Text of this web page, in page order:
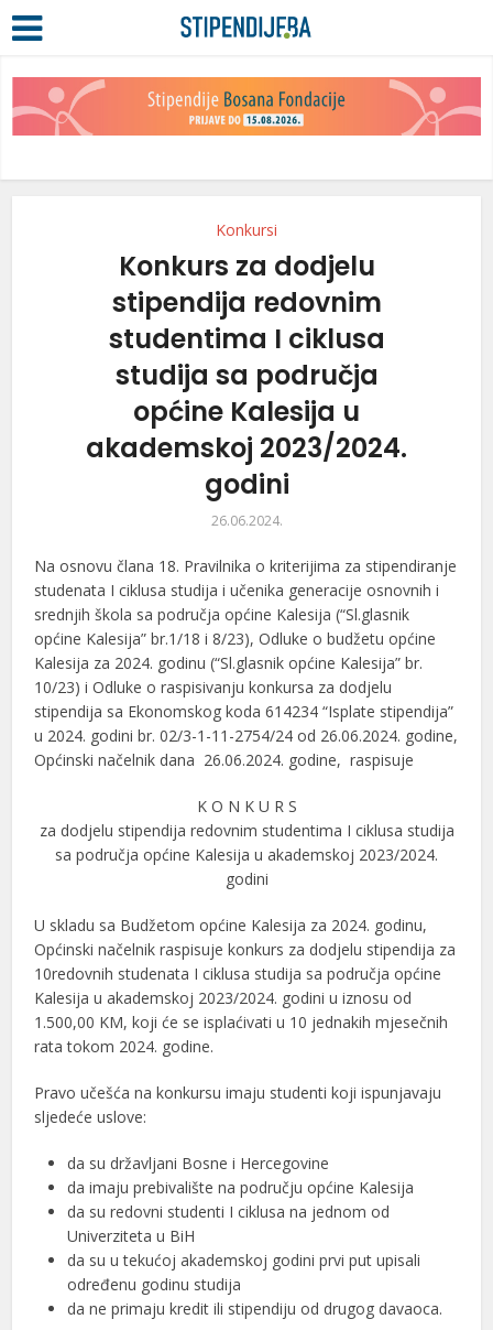
Konkursi
Konkurs za dodjelu
stipendija redovnim
studentima I ciklusa
studija sa područja
općine Kalesija u
akademskoj 2023/2024.
godini
26.06.2024.
Na osnovu člana 18. Pravilnika o kriterijima za stipendiranje
studenata I ciklusa studija i učenika generacije osnovnih i
srednjih škola sa područja općine Kalesija (“Sl.glasnik
općine Kalesija” br.1/18 i 8/23), Odluke o budžetu općine
Kalesija za 2024. godinu (“Sl.glasnik općine Kalesija” br.
10/23) i Odluke o raspisivanju konkursa za dodjelu
stipendija sa Ekonomskog koda 614234 “Isplate stipendija”
u 2024. godini br. 02/3-1-11-2754/24 od 26.06.2024. godine,
Općinski načelnik dana 26.06.2024. godine, raspisuje
K O N K U R S
za dodjelu stipendija redovnim studentima I ciklusa studija
sa područja općine Kalesija u akademskoj 2023/2024.
godini
U skladu sa Budžetom općine Kalesija za 2024. godinu,
Općinski načelnik raspisuje konkurs za dodjelu stipendija za
10redovnih studenata I ciklusa studija sa područja općine
Kalesija u akademskoj 2023/2024. godini u iznosu od
1.500,00 KM, koji će se isplaćivati u 10 jednakih mjesečnih
rata tokom 2024. godine.
Pravo učešća na konkursu imaju studenti koji ispunjavaju
sljedeće uslove:
da su državljani Bosne i Hercegovine
da imaju prebivalište na području općine Kalesija
da su redovni studenti I ciklusa na jednom od
Univerziteta u BiH
da su u tekućoj akademskoj godini prvi put upisali
određenu godinu studija
da ne primaju kredit ili stipendiju od drugog davaoca.